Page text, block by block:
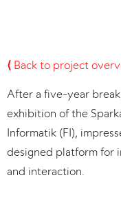
⟨ Back to project
After a five-year
exhibition of the
Informatik (FI),
designed platform for
and interaction.